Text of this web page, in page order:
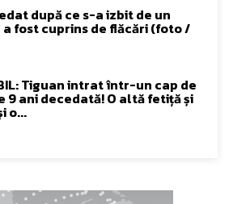
după ce s-a izbit de un
fost cuprins de flăcări (foto /
Tiguan intrat într-un cap de
9 ani decedată! O altă fetiță și
o...